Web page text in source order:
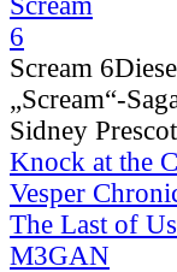
Scream 6
„Scream“-
Sidney
Knock at the
Vesper
The Last of
M3GAN